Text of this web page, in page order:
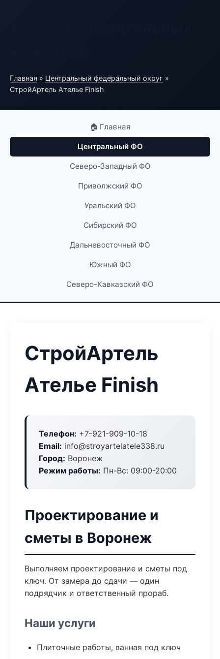
Главная » Центральный федеральный округ »
СтройАртель Ателье Finish
🏠 Главная
Центральный ФО
Северо-Западный ФО
Приволжский ФО
Уральский ФО
Сибирский ФО
Дальневосточный ФО
Южный ФО
Северо-Кавказский ФО
СтройАртель
Ателье Finish
Телефон: +7-921-909-10-18
Email: info@stroyartelatele338.ru
Город: Воронеж
Режим работы: Пн-Вс: 09:00-20:00
Проектирование и
сметы в Воронеж
Выполняем проектирование и сметы под
ключ. От замера до сдачи — один
подрядчик и ответственный прораб.
Наши услуги
Плиточные работы, ванная под ключ